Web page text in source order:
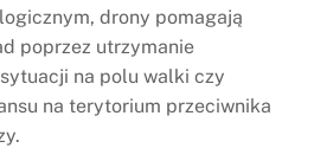
drony pomagają
poprzez utrzymanie
na polu walki czy
na terytorium przeciwnika